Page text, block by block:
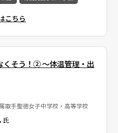
こちら
くそう！② 〜体温管理・出
取手聖徳女子中学校・高等学校
氏